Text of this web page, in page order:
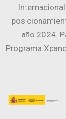
año 2024.
Programa